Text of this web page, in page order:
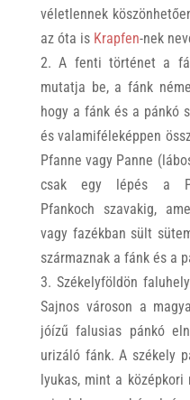
véletlennek
az óta is Krapfen-nek
2. A fenti történet a
mutatja be, a fánk
hogy a fánk és a pánkó
és valamiféleképpen
Pfanne vagy Panne
csak egy lépés a
Pfankoch szavakig,
vagy fazékban sült
származnak a fánk és a
3. Székelyföldön
Sajnos városon a
jóízű falusias pánkó
urizáló fánk. A székely
lyukas, mint a